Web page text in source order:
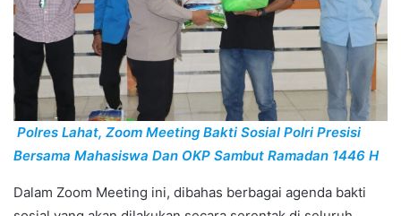
Polres Lahat, Zoom Meeting Bakti Sosial Polri Presisi
Bersama Mahasiswa Dan OKP Sambut Ramadan 1446 H
Dalam Zoom Meeting ini, dibahas berbagai agenda bakti